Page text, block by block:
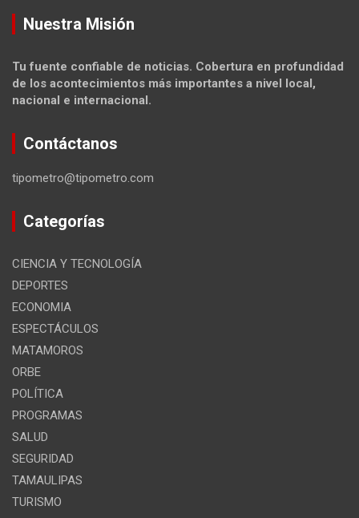
Nuestra Misión
Tu fuente confiable de noticias. Cobertura en profundidad
de los acontecimientos más importantes a nivel local,
nacional e internacional.
Contáctanos
tipometro@tipometro.com
Categorías
CIENCIA Y TECNOLOGÍA
DEPORTES
ECONOMIA
ESPECTÁCULOS
MATAMOROS
ORBE
POLÍTICA
PROGRAMAS
SALUD
SEGURIDAD
TAMAULIPAS
TURISMO